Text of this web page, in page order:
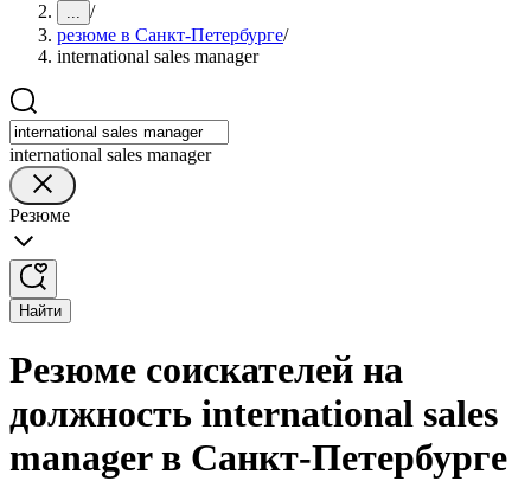
... /
резюме в Санкт-Петербурге/
international sales manager
international sales manager
Резюме
Найти
Резюме соискателей на
должность international sales
manager в Санкт-Петербурге